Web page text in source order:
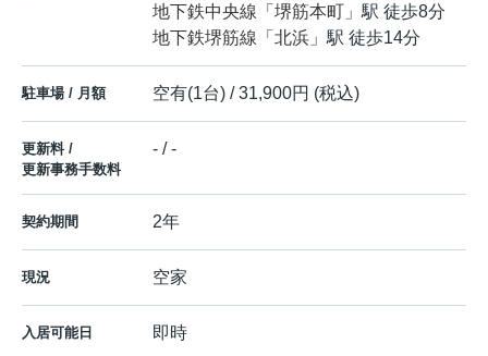
地下鉄中央線 「 堺筋本町 」駅 徒歩8分
地下鉄堺筋線 「 北浜 」駅 徒歩14分
駐車場 / 月額 空有(1台) / 31,900円 (税込)
更新料 /
更新事務手数料
- / -
契約期間 2年
現況 空家
入居可能日 即時